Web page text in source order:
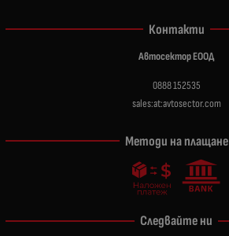
Контакти
Автосектор ЕООД
0888 152535
sales:at:avtosector.com
Методи на плащане
Следвайте ни